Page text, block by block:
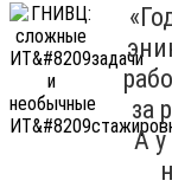
за
А у